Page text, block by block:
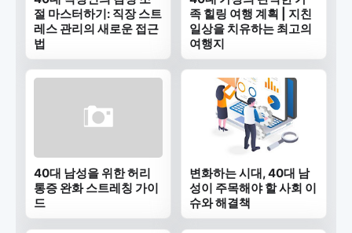
절 마스터하기: 직장 스트
레스 관리의 새로운 접근
법
족 힐링 여행 계획 | 지친
일상을 치유하는 최고의
여행지
40대 남성을 위한 허리
통증 완화 스트레칭 가이
드
변화하는 시대, 40대 남
성이 주목해야 할 사회 이
슈와 해결책